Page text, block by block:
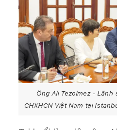
Ông Ali Tezolmez - Lãnh
CHXHCN Việt Nam tại